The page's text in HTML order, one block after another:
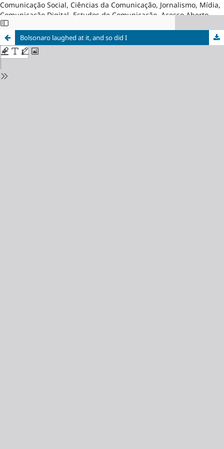
Comunicação Social, Ciências da Comunicação, Jornalismo, Mídia,
Comunicação Digital, Estudos de Comunicação, Acesso Aberto,
Brasil
Bolsonaro laughed at it, and so did I